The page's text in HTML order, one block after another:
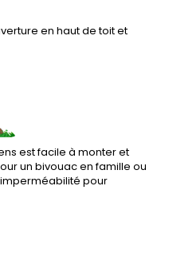
en haut de toit et
est facile à monter et
un bivouac en famille ou
pour